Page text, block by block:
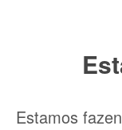
Vagas de Emprego em
Estamos